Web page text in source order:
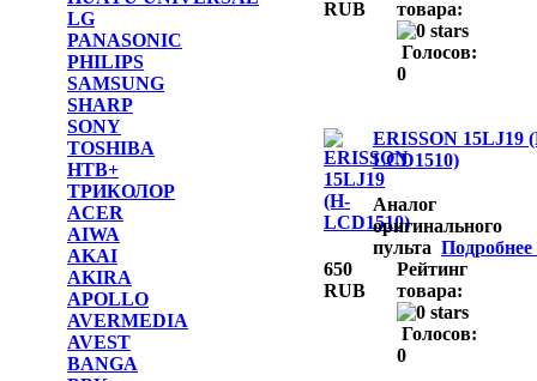
LG
PANASONIC
PHILIPS
SAMSUNG
SHARP
SONY
TOSHIBA
НТВ+
ТРИКОЛОР
ACER
AIWA
AKAI
AKIRA
APOLLO
AVERMEDIA
AVEST
BANGA
RUB
товара:
Голосов:
0
ERISSON 15LJ19
LCD1510)
Аналог
оригинального
пульта Подробнее
650
RUB
Рейтинг
товара:
Голосов:
0